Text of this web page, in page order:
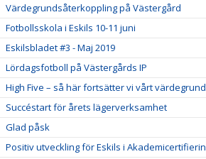
Värdegrundsåterkoppling på Västergård
Fotbollsskola i Eskils 10-11 juni
Eskilsbladet #3 - Maj 2019
Lördagsfotboll på Västergårds IP
High Five – så här fortsätter vi vårt
Succéstart för årets lägerverksamhet
Glad påsk
Positiv utveckling för Eskils i